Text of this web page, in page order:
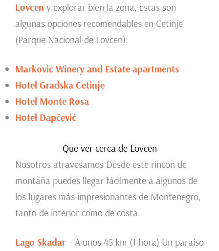
Lovcen y explorar bien la zona, estas son
algunas opciones recomendables en Cetinje
(Parque Nacional de Lovcen):
Markovic Winery and Estate apartments
Hotel Gradska Cetinje
Hotel Monte Rosa
Hotel Dapčević
Que ver cerca de Lovcen
Nosotros atravesamos Desde este rincón de
montaña puedes llegar fácilmente a algunos de
los lugares más impresionantes de Montenegro,
tanto de interior como de costa.
Lago Skadar– A unos 45 km (1 hora) Un paraíso